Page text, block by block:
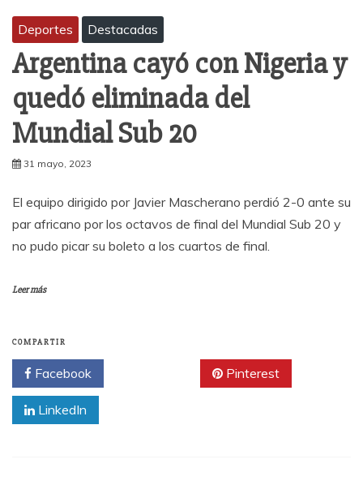
Deportes Destacadas
Argentina cayó con Nigeria y
quedó eliminada del
Mundial Sub 20
31 mayo, 2023
El equipo dirigido por Javier Mascherano perdió 2-0 ante su
par africano por los octavos de final del Mundial Sub 20 y
no pudo picar su boleto a los cuartos de final.
Leer más
COMPARTIR
Facebook Pinterest
LinkedIn